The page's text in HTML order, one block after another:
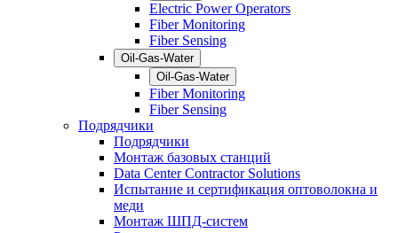
Electric Power Operators
Fiber Monitoring
Fiber Sensing
Oil-Gas-Water
Oil-Gas-Water
Fiber Monitoring
Fiber Sensing
Подрядчики
Подрядчики
Монтаж базовых станций
Data Center Contractor Solutions
Испытание и сертификация оптоволокна и
меди
Монтаж ШПД-систем